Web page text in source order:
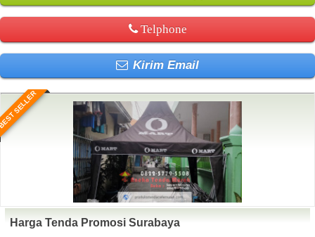
Telphone
Kirim Email
SELLER
Harga Tenda Promosi Surabaya